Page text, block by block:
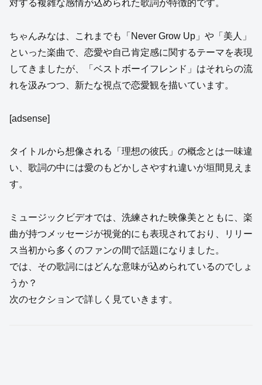
対する複雑な感情が込められた歌詞が特徴的です。
ちゃんみなは、これまでも「Never Grow Up」や「美人」
といった楽曲で、恋愛や自己肯定感に関するテーマを表現
してきましたが、「ベストボーイフレンド」はそれらの流
れを汲みつつ、新たな視点で恋愛観を描いています。
[adsense]
タイトルから想像される「理想の彼氏」の概念とは一味違
い、歌詞の中には愛のもどかしさやすれ違いが垣間見えま
す。
ミュージックビデオでは、洗練された映像美とともに、楽
曲が持つメッセージが視覚的にも表現されており、リリー
ス当初から多くのファンの間で話題になりました。
では、その歌詞にはどんな意味が込められているのでしょ
うか？
次のセクションで詳しく見ていきます。